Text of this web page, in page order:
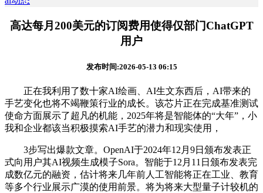
高达每月200美元的订阅费用使得仅部门ChatGPT
用户
发布时间:2026-05-13 06:15
正在我利用了数十家AI绘画、AI生文东西后，AI带来的
手艺变化也将不竭鞭策行业的成长。该芯片正在完成基准测试
使命方面展示了超凡的机能，2025年将是智能体的“大年”，小
我和企业都该当积极摸索AI手艺的潜力和现实使用，
3步写出爆款文章。OpenAI于2024年12月9日颁布发表正
式向用户其AI视频生成模子Sora。智能于12月11日颁布发表完
成数亿元的融资，估计将来几年前人工智能将正在工业、教育
等多个行业展示广漠的使用前景。将为将来大型量子计较机的